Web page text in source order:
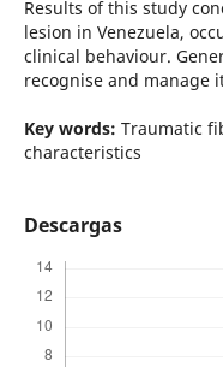
Results of this study
lesion in Venezuela,
clinical behaviour.
recognise and manage
Key words: Traumatic
characteristics
Descargas